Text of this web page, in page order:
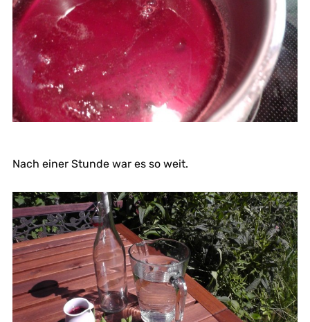
Nach einer Stunde war es so weit.